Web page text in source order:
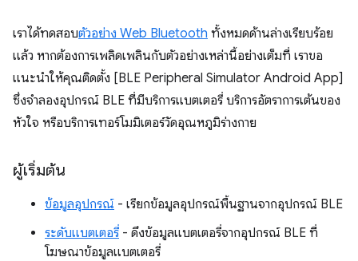
เราได้ทดสอบตัวอย่าง Web Bluetooth ทั้งหมดด้านล่างเรียบร้อย
แล้ว หากต้องการเพลิดเพลินกับตัวอย่างเหล่านี้อย่างเต็มที่ เราขอ
แนะนำให้คุณติดตั้ง [BLE Peripheral Simulator Android App]
ซึ่งจำลองอุปกรณ์ BLE ที่มีบริการแบตเตอรี่ บริการอัตราการเต้นของ
หัวใจ หรือบริการเทอร์โมมิเตอร์วัดอุณหภูมิร่างกาย
ผู้เริ่มต้น
ข้อมูลอุปกรณ์ - เรียกข้อมูลอุปกรณ์พื้นฐานจากอุปกรณ์ BLE
ระดับแบตเตอรี่ - ดึงข้อมูลแบตเตอรี่จากอุปกรณ์ BLE ที่
โฆษณาข้อมูลแบตเตอรี่